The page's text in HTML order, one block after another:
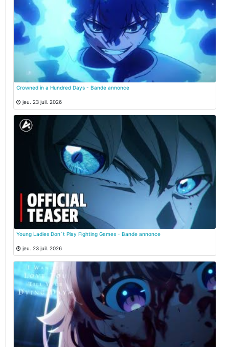
Crowned in a Hundred Days - Bande annonce
jeu. 23 juil. 2026
Young Ladies Don`t Play Fighting Games - Bande annonce
jeu. 23 juil. 2026